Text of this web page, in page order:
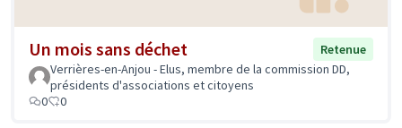
Un mois sans déchet
Retenue
Verrières-en-Anjou - Elus, membre de la commission DD,
présidents d'associations et citoyens
0
0